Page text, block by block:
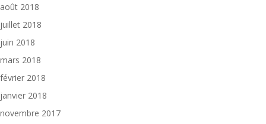
août 2018
juillet 2018
juin 2018
mars 2018
février 2018
janvier 2018
novembre 2017